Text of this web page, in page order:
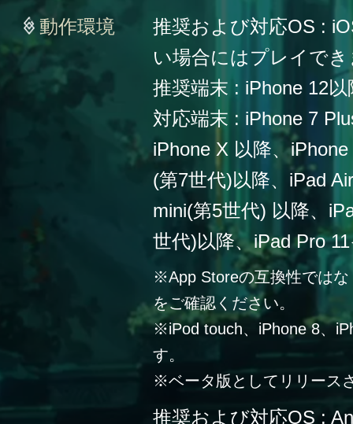
動作環境
推奨および対応OS :
い場合にはプレイで
推奨端末 : iPhone 12以
対応端末 : iPhone 7
iPhone X 以降、
(第7世代)以降、iPad
mini(第5世代) 以降、
世代)以降、iPad Pro
※App Storeの互換性では
をご確認ください。
※iPod touch、iPhone 8、
す。
※ベータ版としてリリース
推奨および対応OS :